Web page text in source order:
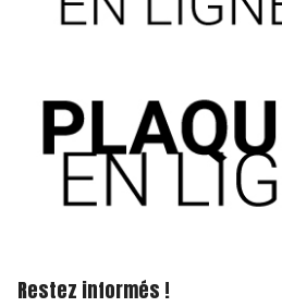
Restez informés !